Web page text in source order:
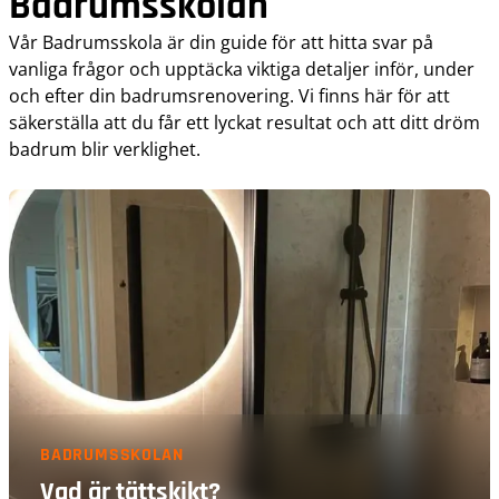
Vår Badrumsskola är din guide för att hitta svar på
vanliga frågor och upptäcka viktiga detaljer inför, under
och efter din badrumsrenovering. Vi finns här för att
säkerställa att du får ett lyckat resultat och att ditt dröm
badrum blir verklighet.
BADRUMSSKOLAN
Vad är tättskikt?